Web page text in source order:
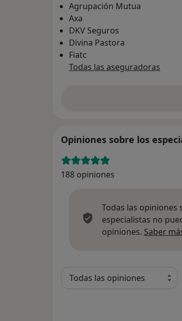
Agrupación Mutua
Axa
DKV Seguros
Divina Pastora
Fiatc
Todas las aseguradoras
Opiniones sobre los
188 opiniones
Todas las
especialistas no
opiniones. Saber